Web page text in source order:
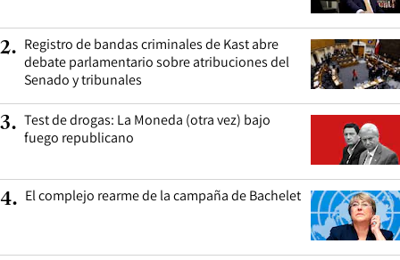
2. Registro de bandas criminales de Kast abre
debate parlamentario sobre atribuciones del
Senado y tribunales
3. Test de drogas: La Moneda (otra vez) bajo
fuego republicano
4. El complejo rearme de la campaña de Bachelet